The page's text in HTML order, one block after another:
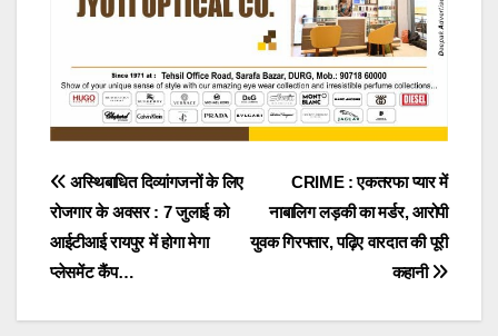
Post
navigation
CRIME : एकतरफा प्यार में
नाबालिग लड़की का मर्डर, आरोपी
युवक गिरफ्तार, पढ़िए वारदात की पूरी
कहानी
अस्थिबाधित दिव्यांगजनों के लिए
रोजगार के अवसर : 7 जुलाई को
आईटीआई रायपुर में होगा मेगा
प्लेसमेंट कैंप…